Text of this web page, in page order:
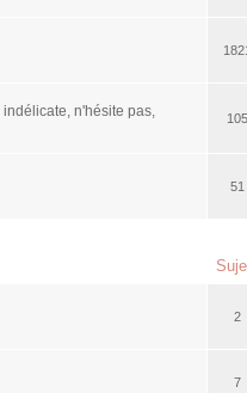
n'hésite pas,
105
51
2
7